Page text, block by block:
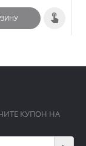
КУПОН НА